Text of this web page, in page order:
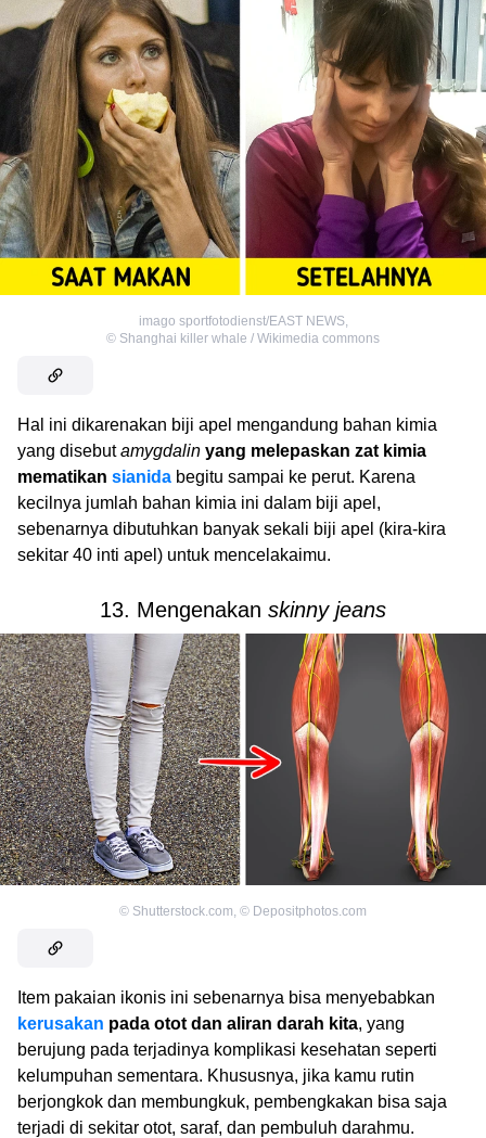
imago sportfotodienst/EAST NEWS,
© Shanghai killer whale / Wikimedia commons
Hal ini dikarenakan biji apel mengandung bahan kimia
yang disebutamygdalin yang melepaskan zat kimia
mematikan sianida begitu sampai ke perut. Karena
kecilnya jumlah bahan kimia ini dalam biji apel,
sebenarnya dibutuhkan banyak sekali biji apel (kira-kira
sekitar 40 inti apel) untuk mencelakaimu.
13. Mengenakan skinny jeans
© Shutterstock.com © Depositphotos.com
Item pakaian ikonis ini sebenarnya bisa menyebabkan
kerusakan pada otot dan aliran darah kita, yang
berujung pada terjadinya komplikasi kesehatan seperti
kelumpuhan sementara. Khususnya, jika kamu rutin
berjongkok dan membungkuk, pembengkakan bisa saja
terjadi di sekitar otot, saraf, dan pembuluh darahmu.